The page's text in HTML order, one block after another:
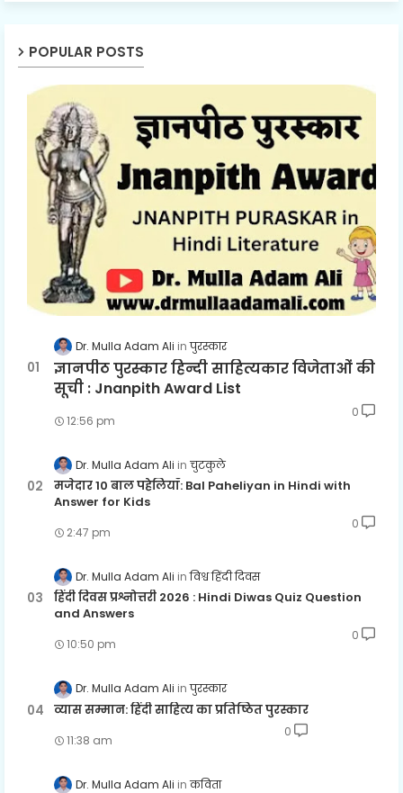
POPULAR POSTS
Dr. Mulla Adam Ali पुरस्कार
ज्ञानपीठ पुरस्कार हिन्दी साहित्यकार विजेताओं की
सूची : Jnanpith Award List
12:56 pm
0
Dr. Mulla Adam Ali चुटकुले
मजेदार 10 बाल पहेलियाँ: Bal Paheliyan in Hindi with
Answer for Kids
2:47 pm
0
Dr. Mulla Adam Ali विश्व हिंदी दिवस
हिंदी दिवस प्रश्नोत्तरी 2026 : Hindi Diwas Quiz Question
and Answers
10:50 pm
0
Dr. Mulla Adam Ali पुरस्कार
व्यास सम्मान: हिंदी साहित्य का प्रतिष्ठित पुरस्कार
11:38 am
0
Dr. Mulla Adam Ali कविता